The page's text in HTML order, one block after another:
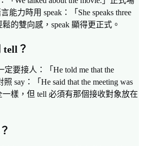
能力時用 speak：「She speaks three
鬆的雙向感，speak 顯得更正式。
tell？
要接人：「He told me that the
照 say：「He said that the meeting was
一樣，但 tell 必須有那個接收對象放在